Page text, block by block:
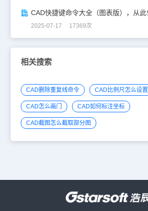
2025-07-17 17369次
相关搜索
CAD删除重复线命令 CAD比例尺怎么设置
CAD怎么画门 CAD如何标注坐标
CAD截图怎么截取部分图